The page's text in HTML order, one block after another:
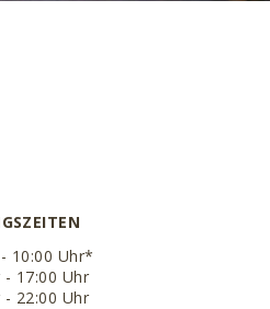
10:00 Uhr*
- 17:00 Uhr
- 22:00 Uhr